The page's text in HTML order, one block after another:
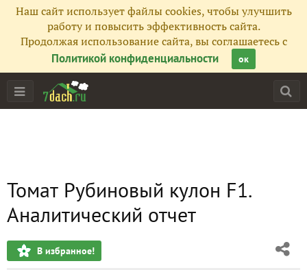
Наш сайт использует файлы cookies, чтобы улучшить
работу и повысить эффективность сайта.
Продолжая использование сайта, вы соглашаетесь с
Политикой конфиденциальности
ок
Томат Рубиновый кулон F1.
Аналитический отчет
В избранное!